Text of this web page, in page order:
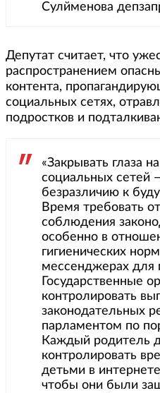
Сулйменова
Депутат считает, что
распространением
контента,
социальных сетях,
подростков и
«Закрывать глаза
социальных сетей
безразличию к
Время требовать
соблюдения
особенно в
гигиенических
мессенджерах для
Государственные
контролировать
законодательных
парламентом по
Каждый родитель
контролировать
детьми в
чтобы они были